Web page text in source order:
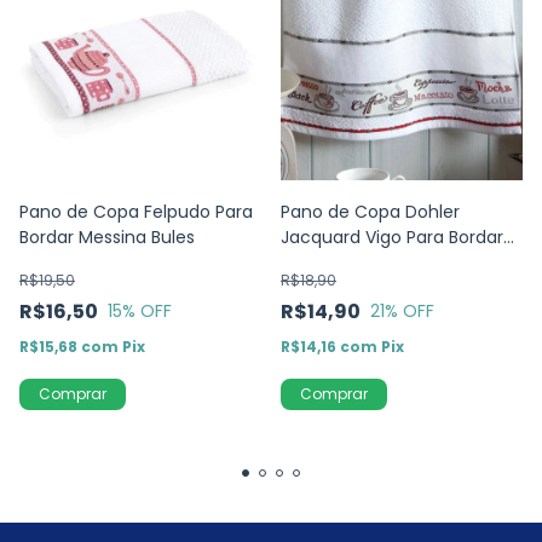
Pano de Copa Felpudo Para
Bordar Messina Bules
R$16,50
R$19,50
15% OFF
R$15,68 com Pix
Comprar
Pano de Copa Dohler
Jacquard Vigo Para Bordar
R$14,90
R$18,90
21% OFF
R$14,16 com Pix
Comprar